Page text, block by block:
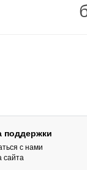
поддержки
с нами
сайта